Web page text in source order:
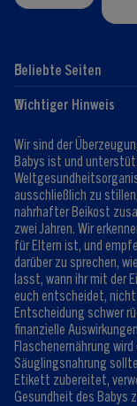
Beliebte Seiten
Hilfe
Expert:innen
Kontaktformular
Wichtiger Hinweis
Wir sind der
Babys ist und
ausschließlich zu
nahrhafter Beikost
zwei Jahren. Wir
für Eltern ist, und
darüber zu sprechen,
lasst, wann ihr mit der
euch entscheidet,
Entscheidung schwer
finanzielle
Flaschenernährung
Säuglingsnahrung
Etikett zubereitet,
Gesundheit des Babys